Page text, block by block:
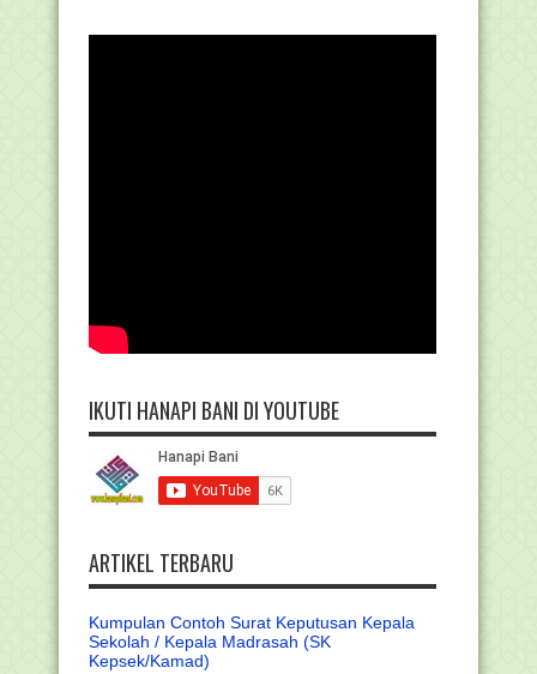
IKUTI HANAPI BANI DI YOUTUBE
ARTIKEL TERBARU
Kumpulan Contoh Surat Keputusan Kepala
Sekolah / Kepala Madrasah (SK
Kepsek/Kamad)